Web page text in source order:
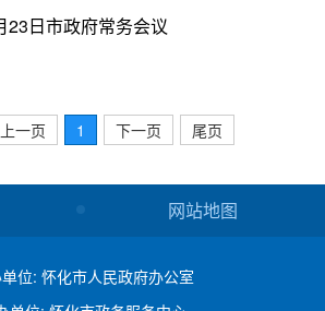
23日市政府常务会议
上一页 1 下一页 尾页
网站地图
位: 怀化市人民政府办公室